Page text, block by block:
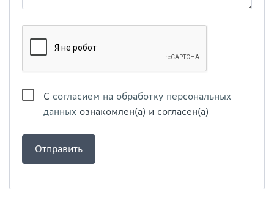
С согласием на обработку персональных
данных ознакомлен(а) и согласен(а)